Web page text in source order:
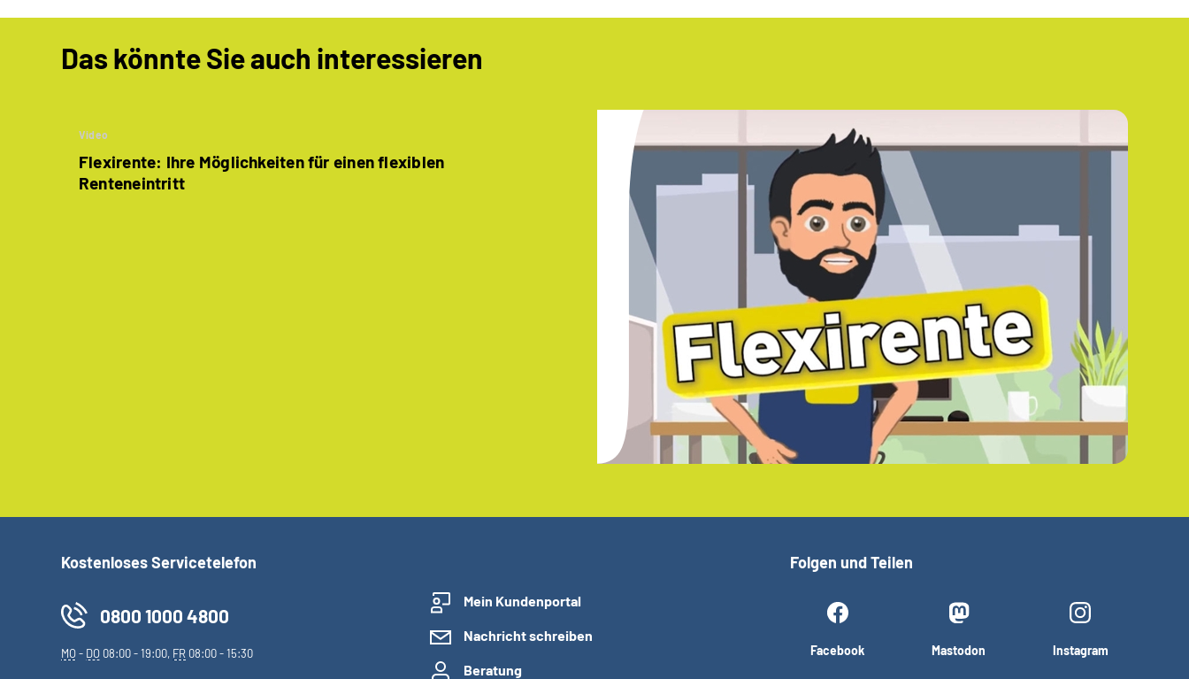
Das könnte Sie auch interessieren
Video
Flexirente: Ihre Möglichkeiten für einen flexiblen
Renteneintritt
Kostenloses Servicetelefon
0800 1000 4800
MO- DO 08:00 - 19:00, FR 08:00 - 15:30
Mein Kundenportal
Nachricht schreiben
Beratung
Folgen und Teilen
Facebook Mastodon Instagram